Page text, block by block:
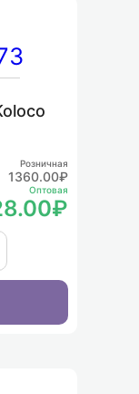
Оптовая
Розничная
1360.00₽